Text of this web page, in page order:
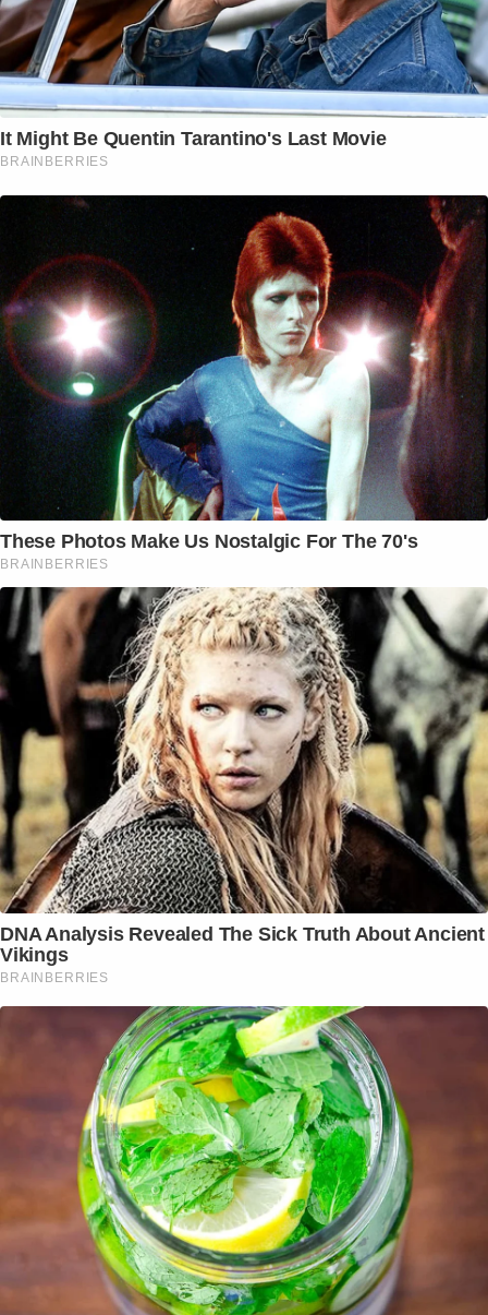
It Might Be Quentin Tarantino's Last Movie
BRAINBERRIES
These Photos Make Us Nostalgic For The 70's
BRAINBERRIES
DNA Analysis Revealed The Sick Truth About Ancient
Vikings
BRAINBERRIES